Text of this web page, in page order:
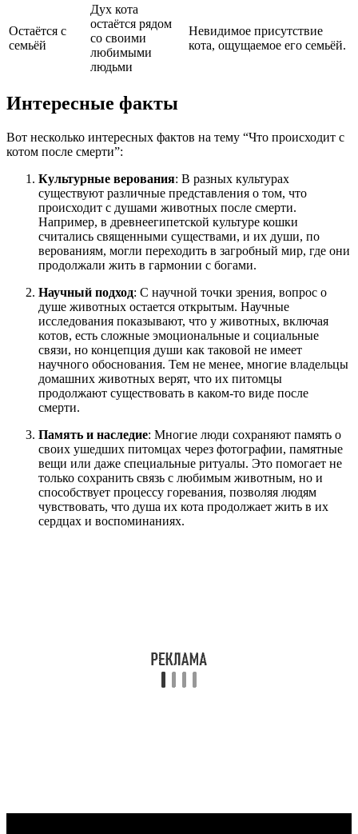
Остаётся с
семьёй
Дух кота
остаётся рядом
со своими
любимыми
людьми
Невидимое присутствие
кота, ощущаемое его семьёй.
Интересные факты
Вот несколько интересных фактов на тему “Что происходит с
котом после смерти”:
Культурные верования: В разных культурах
существуют различные представления о том, что
происходит с душами животных после смерти.
Например, в древнеегипетской культуре кошки
считались священными существами, и их души, по
верованиям, могли переходить в загробный мир, где они
продолжали жить в гармонии с богами.
Научный подход: С научной точки зрения, вопрос о
душе животных остается открытым. Научные
исследования показывают, что у животных, включая
котов, есть сложные эмоциональные и социальные
связи, но концепция души как таковой не имеет
научного обоснования. Тем не менее, многие владельцы
домашних животных верят, что их питомцы
продолжают существовать в каком-то виде после
смерти.
Память и наследие: Многие люди сохраняют память о
своих ушедших питомцах через фотографии, памятные
вещи или даже специальные ритуалы. Это помогает не
только сохранить связь с любимым животным, но и
способствует процессу горевания, позволяя людям
чувствовать, что душа их кота продолжает жить в их
сердцах и воспоминаниях.